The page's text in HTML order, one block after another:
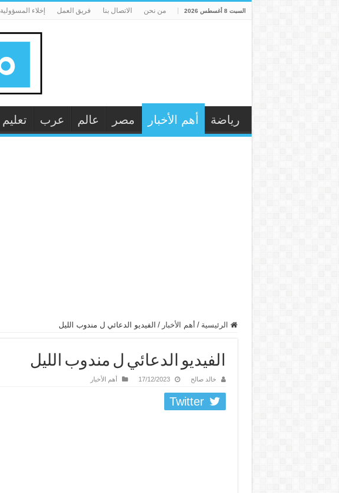
السبت 8 أغسطس 2026 من نحن الاتصال بنا فريق العمل إخلاء المسؤولية
رياضة أهم الأخبار مصر عالم عرب تعليم
الرئيسية / أهم الأخبار / الفيديو الدعائي ل مندوب الليل
الفيديو الدعائي ل مندوب الليل
خالد صالح 17/12/2023 أهم الأخبار
Twitter